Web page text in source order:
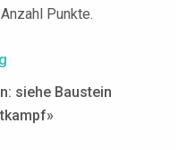
Punkte.
siehe Baustein